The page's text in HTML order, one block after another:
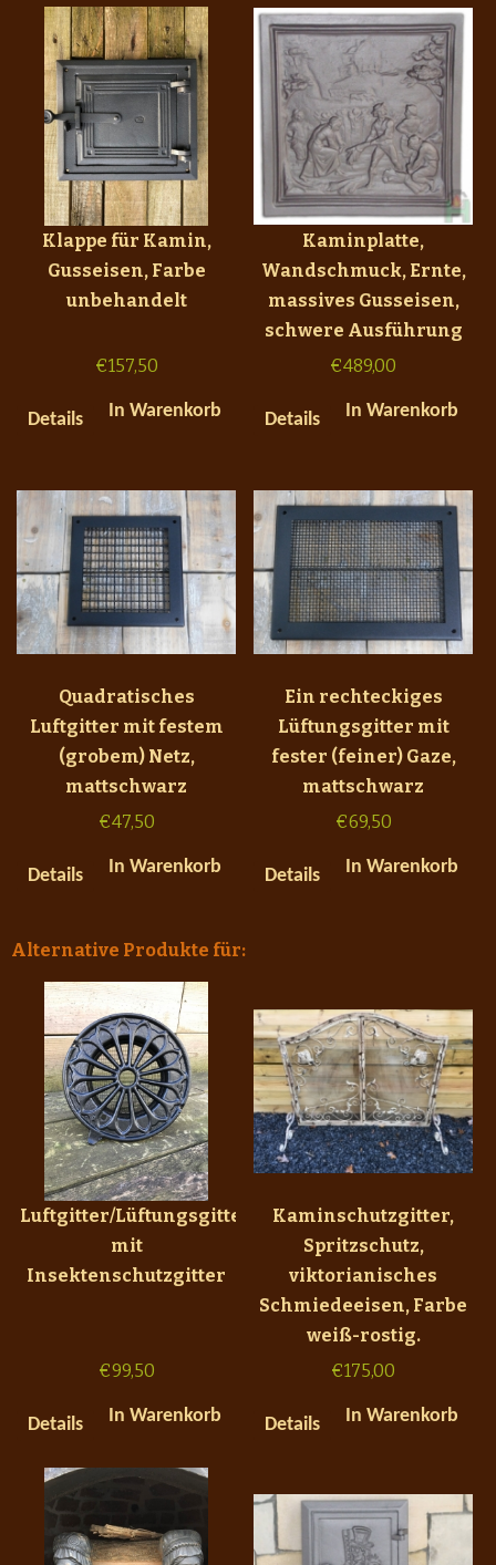
Klappe für Kamin,
Gusseisen, Farbe
unbehandelt
€157,50
Details In Warenkorb
Kaminplatte,
Wandschmuck, Ernte,
massives Gusseisen,
schwere Ausführung
€489,00
Details In Warenkorb
Quadratisches
Luftgitter mit festem
(grobem) Netz,
mattschwarz
€47,50
Details In Warenkorb
Ein rechteckiges
Lüftungsgitter mit
fester (feiner) Gaze,
mattschwarz
€69,50
Details In Warenkorb
Alternative Produkte für:
Luftgitter/Lüftungsgitter
mit
Insektenschutzgitter
€99,50
Details In Warenkorb
Kaminschutzgitter,
Spritzschutz,
viktorianisches
Schmiedeeisen, Farbe
weiß-rostig.
€175,00
Details In Warenkorb